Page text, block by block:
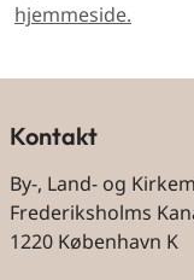
hjemmeside.
Kontakt
By-, Land- og
Frederiksholms
1220 København K